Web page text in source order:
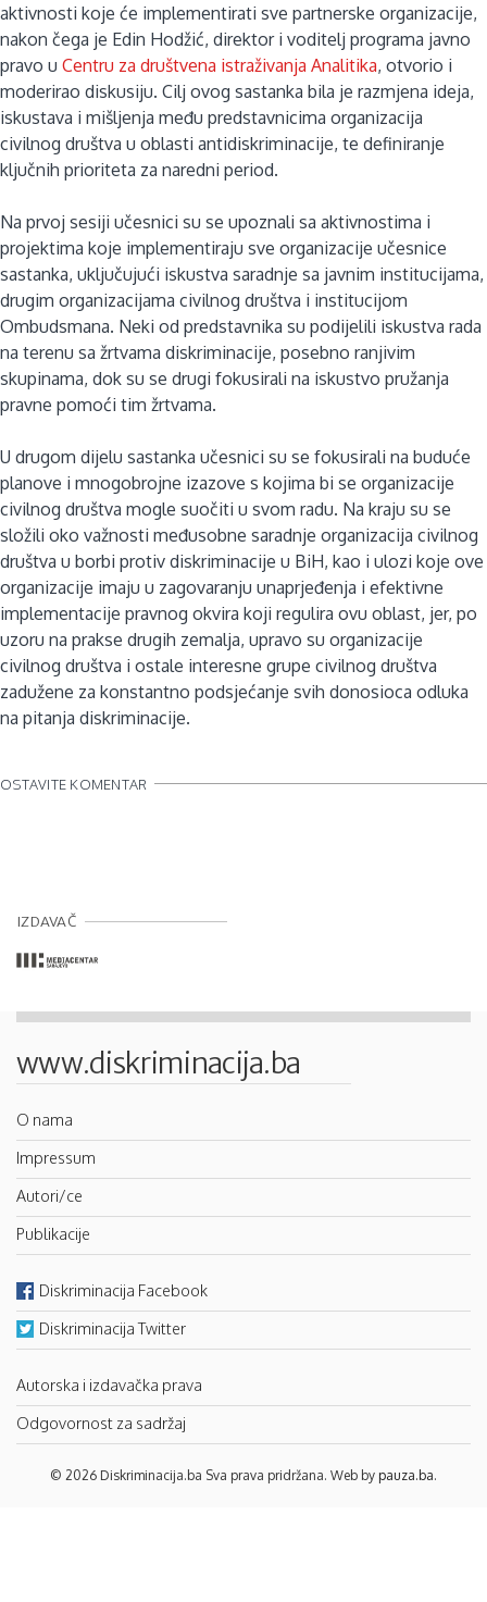
aktivnosti koje će implementirati sve partnerske organizacije,
nakon čega je Edin Hodžić, direktor i voditelj programa javno
pravo u Centru za društvena istraživanja Analitika, otvorio i
moderirao diskusiju. Cilj ovog sastanka bila je razmjena ideja,
iskustava i mišljenja među predstavnicima organizacija
civilnog društva u oblasti antidiskriminacije, te definiranje
ključnih prioriteta za naredni period.
Na prvoj sesiji učesnici su se upoznali sa aktivnostima i
projektima koje implementiraju sve organizacije učesnice
sastanka, uključujući iskustva saradnje sa javnim institucijama,
drugim organizacijama civilnog društva i institucijom
Ombudsmana. Neki od predstavnika su podijelili iskustva rada
na terenu sa žrtvama diskriminacije, posebno ranjivim
skupinama, dok su se drugi fokusirali na iskustvo pružanja
pravne pomoći tim žrtvama.
U drugom dijelu sastanka učesnici su se fokusirali na buduće
planove i mnogobrojne izazove s kojima bi se organizacije
civilnog društva mogle suočiti u svom radu. Na kraju su se
složili oko važnosti međusobne saradnje organizacija civilnog
društva u borbi protiv diskriminacije u BiH, kao i ulozi koje ove
organizacije imaju u zagovaranju unaprjeđenja i efektivne
implementacije pravnog okvira koji regulira ovu oblast, jer, po
uzoru na prakse drugih zemalja, upravo su organizacije
civilnog društva i ostale interesne grupe civilnog društva
zadužene za konstantno podsjećanje svih donosioca odluka
na pitanja diskriminacije.
OSTAVITE KOMENTAR
IZDAVAČ
www.diskriminacija.ba
O nama
Impressum
Autori/ce
Publikacije
Diskriminacija Facebook
Diskriminacija Twitter
Autorska i izdavačka prava
Odgovornost za sadržaj
© 2026 Diskriminacija.ba Sva prava pridržana. Web by pauza.ba.